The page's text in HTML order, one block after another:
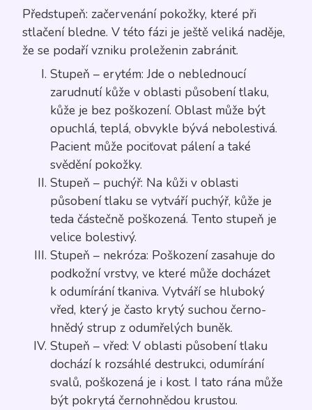
Předstupeň: začervenání pokožky, které při
stlačení bledne. V této fázi je ještě veliká naděje,
že se podaří vzniku proleženin zabránit.
Stupeň – erytém: Jde o neblednoucí
zarudnutí kůže v oblasti působení tlaku,
kůže je bez poškození. Oblast může být
opuchlá, teplá, obvykle bývá nebolestivá.
Pacient může pociťovat pálení a také
svědění pokožky.
Stupeň – puchýř: Na kůži v oblasti
působení tlaku se vytváří puchýř, kůže je
teda částečně poškozená. Tento stupeň je
velice bolestivý.
Stupeň – nekróza: Poškození zasahuje do
podkožní vrstvy, ve které může docházet
k odumírání tkaniva. Vytváří se hluboký
vřed, který je často krytý suchou černo-
hnědý strup z odumřelých buněk.
Stupeň – vřed: V oblasti působení tlaku
dochází k rozsáhlé destrukci, odumírání
svalů, poškozená je i kost. I tato rána může
být pokrytá černohnědou krustou.